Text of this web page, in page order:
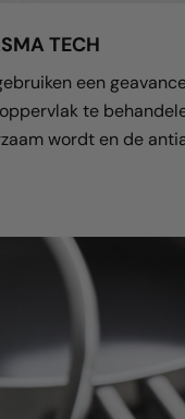
TECH
een
te
wordt en de